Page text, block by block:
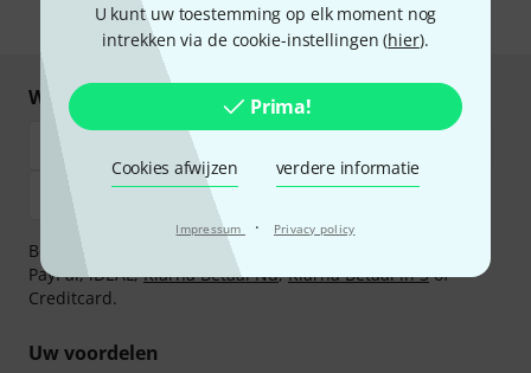
U kunt uw toestemming op elk moment nog
intrekken via de cookie-instellingen (hier).
Prima!
Cookies afwijzen verdere informatie
Impressum · Privacy policy
* Benodigd
Winkel en betaal veilig
Betaalt u veilig en vertrouwd met Bankoverschrijving,
PayPal, iDEAL,Klarna Betaal Nu,Klarna Betaal in 3of
Creditcard.
Uw voordelen